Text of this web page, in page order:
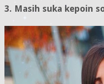
3. Masih suka kepoin